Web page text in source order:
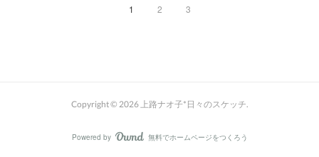
1 2 3
Copyright © 2026 上路ナオ子*日々のスケッチ.
Powered by AmebaOwnd
無料でホームページをつくろう